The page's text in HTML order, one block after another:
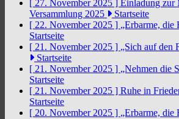
[ 27. November 2025 ] Einladung zur
Versammlung 2025
Startseite
[ 22. November 2025 ] „Erbarme, die
Startseite
[ 21. November 2025 ] „Sich auf den
Startseite
[ 21. November 2025 ] „Nehmen die
Startseite
[ 21. November 2025 ] Ruhe in
Startseite
[ 20. November 2025 ] „Erbarme, die